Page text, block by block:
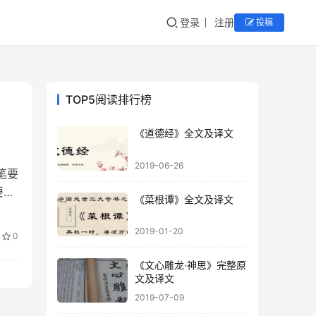
登录 注册 投稿
要
0
TOP5阅读排行榜
《道德经》全文及译文
2019-06-26
《菜根谭》全文及译文
2019-01-20
《文心雕龙·神思》完整原
文及译文
2019-07-09